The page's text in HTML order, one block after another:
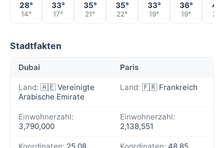
28°
14°
33°
17°
35°
21°
35°
22°
33°
19°
36°
19°
41°
25°
Stadtfakten
Dubai Paris
Land: 🇦🇪 Vereinigte
Arabische Emirate
Land: 🇫🇷 Frankreich
Einwohnerzahl:
3,790,000
Einwohnerzahl:
2,138,551